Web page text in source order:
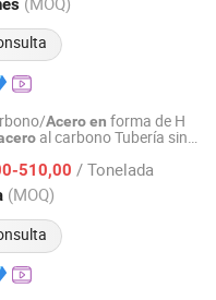
Aceroen forma de H
al carbono Tubería sin
Edificio
Factory/Q235B/Hot
510,00 / Tonelada
(MOQ)
2023